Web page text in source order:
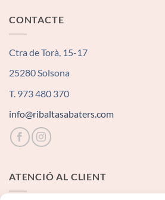
CONTACTE
Ctra de Torà, 15-17
25280 Solsona
T. 973 480 370
info@ribaltasabaters.com
ATENCIÓ AL CLIENT